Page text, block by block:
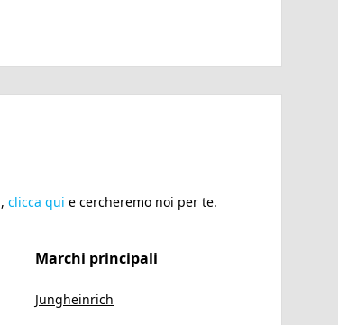
clicca qui e cercheremo noi per te.
Marchi principali
Jungheinrich